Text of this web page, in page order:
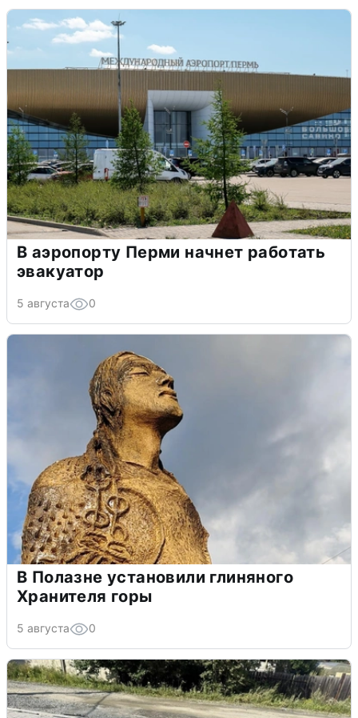
В аэропорту Перми начнет работать
эвакуатор
5 августа 0
В Полазне установили глиняного
Хранителя горы
5 августа 0